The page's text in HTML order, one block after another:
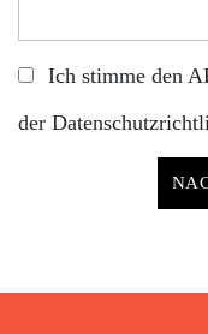
Ich stimme den
der